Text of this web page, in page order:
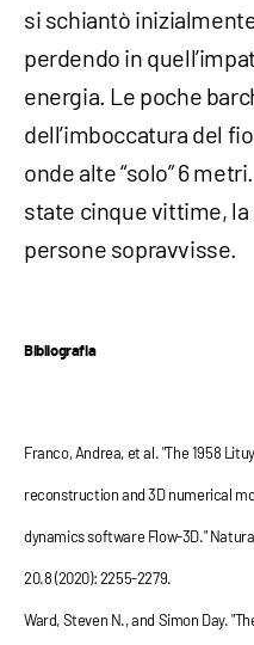
si schiantò
perdendo in
energia. Le poche
dell’imboccatura del
onde alte “solo” 6
state cinque vittime,
persone sopravvisse.
Bibliografia
Franco, Andrea, et al. "The 1958
reconstruction and 3D numerical
dynamics software Flow-3D."
20.8 (2020): 2255-2279.
Ward, Steven N., and Simon Day.